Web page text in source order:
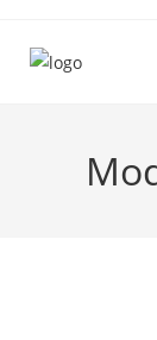
Inhalt
springen